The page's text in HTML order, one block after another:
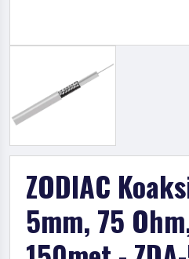
ZODIAC
5mm, 75